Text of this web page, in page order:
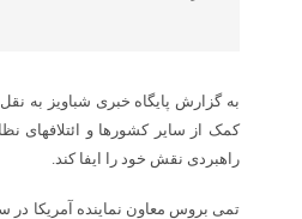
به گزارش پایگاه خبری شباویز به
کمک از سایر کشورها و ائتلافهای
راهبردی نقش خود را ایفا کند.
تمی بروس معاون نماینده آمریکا